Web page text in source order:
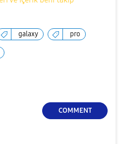
galaxy pro
COMMENT